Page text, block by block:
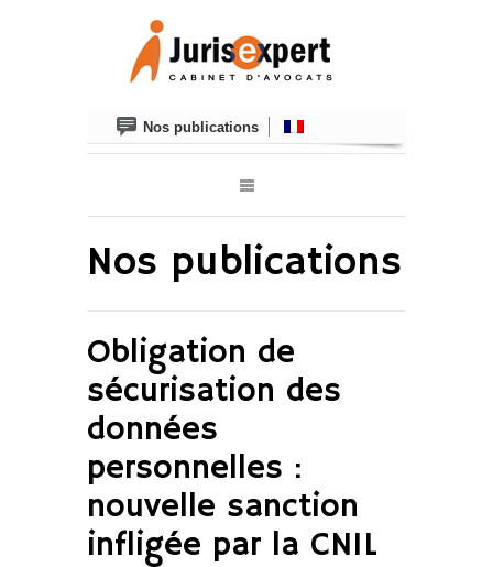
Nos publications
Nos publications
Obligation de
sécurisation des
données
personnelles :
nouvelle sanction
infligée par la CNIL